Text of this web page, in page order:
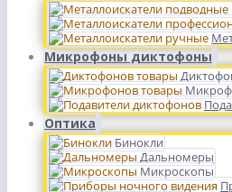
Микрофоны диктофоны
Оптика
Бинокли
Дальномеры
Микроскопы